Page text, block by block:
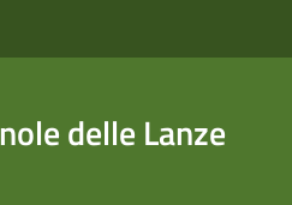
delle Lanze